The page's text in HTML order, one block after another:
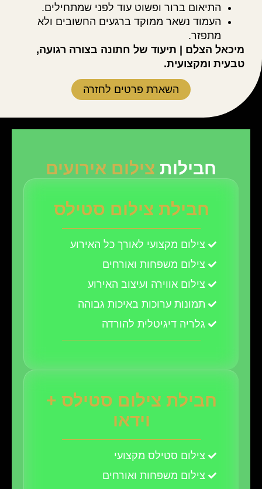
התיאום ברור ופשוט עוד לפני שמתחילים.
העמוד נשאר ממוקד ברגעים החשובים ולא
מתפזר.
מיכאל הצלם | תיעוד של חתונה בצורה רגועה,
טבעית ומקצועית.
השארת פרטים לחזרה
חבילות צילום אירועים
חבילת צילום סטילס
צילום מקצועי לאורך כל האירוע
צילום משפחות ואורחים
צילום אווירה ועיצוב האירוע
תמונות ערוכות באיכות גבוהה
גלריה דיגיטלית להורדה
חבילת צילום סטילס +
וידאו
צילום סטילס מקצועי
צילום משפחות ואורחים